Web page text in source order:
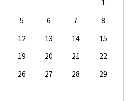
1
5 6 7
8
12 13 14
15
19 20 21
22
26 27 28
29